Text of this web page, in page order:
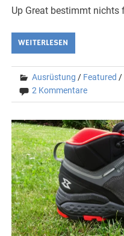
Up Great bestimmt nichts
WEITERLESEN
Ausrüstung / Featured /
2 Kommentare